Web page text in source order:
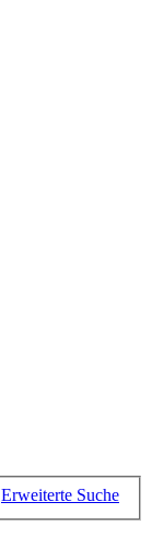
Erweiterte Suche